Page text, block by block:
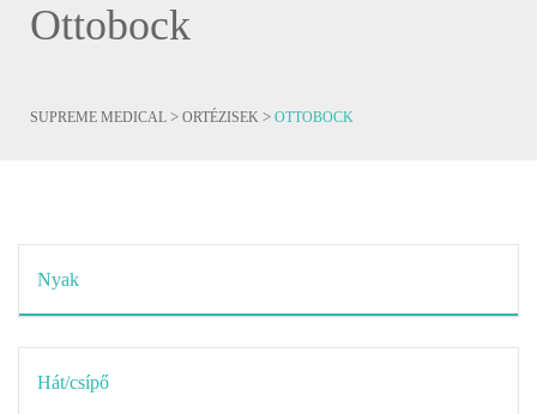
Ottobock
SUPREME MEDICAL > ORTÉZISEK > OTTOBOCK
Nyak
Hát/csípő